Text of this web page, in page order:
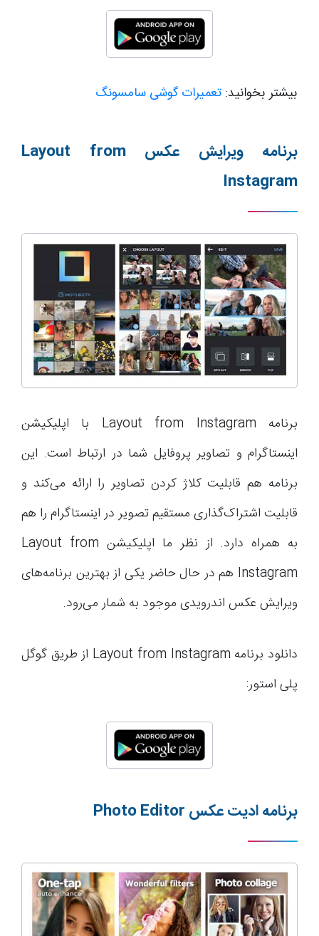
بیشتر بخوانید: تعمیرات گوشی سامسونگ
برنامه ویرایش عکسLayout from
Instagram
برنامه Layout from Instagram با اپلیکیشن
اینستاگرام و تصاویر پروفایل شما در ارتباط است. این
برنامه هم قابلیت کلاژ کردن تصاویر را ارائه می‌کند و
قابلیت اشتراک‌گذاری مستقیم تصویر در اینستاگرام را هم
به همراه دارد. از نظر ما اپلیکیشن Layout from
Instagram هم در حال حاضر یکی از بهترین برنامه‌های
ویرایش عکس اندرویدی موجود به شمار می‌رود.
دانلود برنامه Layout from Instagram از طریق گوگل
پلی استور:
برنامه ادیت عکس Photo Editor